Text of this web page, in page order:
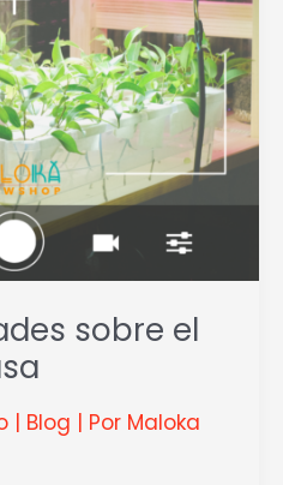
sobre el
| Blog | Por Maloka